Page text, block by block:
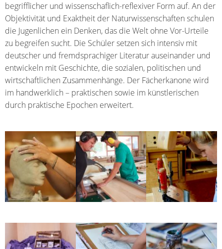
begrifflicher und wissenschaflich-reflexiver Form auf. An der
Objektivität und Exaktheit der Naturwissenschaften schulen
die Jugenlichen ein Denken, das die Welt ohne Vor-Urteile
zu begreifen sucht. Die Schüler setzen sich intensiv mit
deutscher und fremdsprachiger Literatur auseinander und
entwickeln mit Geschichte, die sozialen, politischen und
wirtschaftlichen Zusammenhänge. Der Fächerkanone wird
im handwerklich – praktischen sowie im künstlerischen
durch praktische Epochen erweitert.